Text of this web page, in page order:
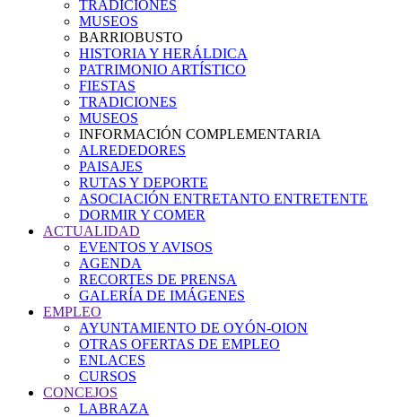
TRADICIONES
MUSEOS
BARRIOBUSTO
HISTORIA Y HERÁLDICA
PATRIMONIO ARTÍSTICO
FIESTAS
TRADICIONES
MUSEOS
INFORMACIÓN COMPLEMENTARIA
ALREDEDORES
PAISAJES
RUTAS Y DEPORTE
ASOCIACIÓN ENTRETANTO ENTRETENTE
DORMIR Y COMER
ACTUALIDAD
EVENTOS Y AVISOS
AGENDA
RECORTES DE PRENSA
GALERÍA DE IMÁGENES
EMPLEO
AYUNTAMIENTO DE OYÓN-OION
OTRAS OFERTAS DE EMPLEO
ENLACES
CURSOS
CONCEJOS
LABRAZA